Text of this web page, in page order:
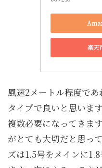
楽天
風速2メートル程度で
タイプで良いと思いま
複数必要になってきま
がとても大切だと思っ
ズは1.5号をメインに